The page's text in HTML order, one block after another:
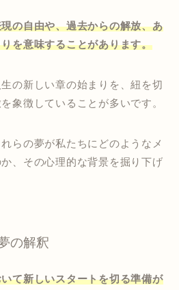
の自由や、過去からの解放、あ
を意味することがあります。
の新しい章の始まりを、紐を切
象徴していることが多いです。
らの夢が私たちにどのようなメ
、その心理的な背景を掘り下げ
の解釈
て新しいスタートを切る準備が